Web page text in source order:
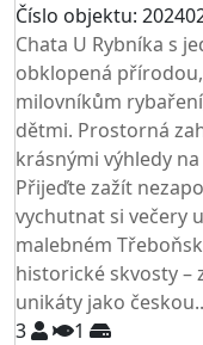
Číslo objektu:
Chata U Rybníka s
obklopená
milovníkům
dětmi. Prostorná
krásnými výhledy
Přijeďte zažít
vychutnat si večery
malebném
historické skvosty –
unikáty jako
3
1